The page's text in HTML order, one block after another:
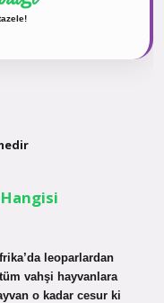
leoparlardan
vahşi hayvanlara
o kadar cesur ki